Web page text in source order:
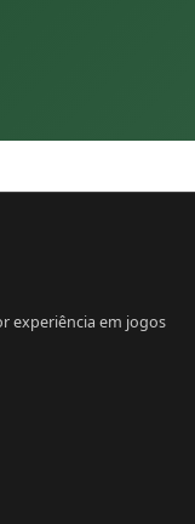
experiência em jogos